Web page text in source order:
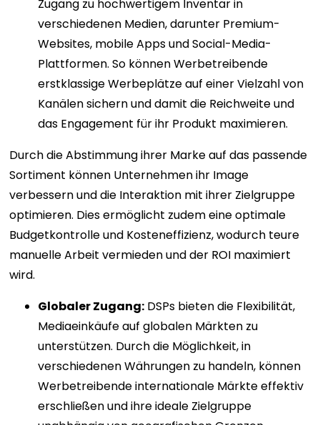
Zugang zu hochwertigem Inventar in
verschiedenen Medien, darunter Premium-
Websites, mobile Apps und Social-Media-
Plattformen. So können Werbetreibende
erstklassige Werbeplätze auf einer Vielzahl von
Kanälen sichern und damit die Reichweite und
das Engagement für ihr Produkt maximieren.
Durch die Abstimmung ihrer Marke auf das passende
Sortiment können Unternehmen ihr Image
verbessern und die Interaktion mit ihrer Zielgruppe
optimieren. Dies ermöglicht zudem eine optimale
Budgetkontrolle und Kosteneffizienz, wodurch teure
manuelle Arbeit vermieden und der ROI maximiert
wird.
Globaler Zugang: DSPs bieten die Flexibilität,
Mediaeinkäufe auf globalen Märkten zu
unterstützen. Durch die Möglichkeit, in
verschiedenen Währungen zu handeln, können
Werbetreibende internationale Märkte effektiv
erschließen und ihre ideale Zielgruppe